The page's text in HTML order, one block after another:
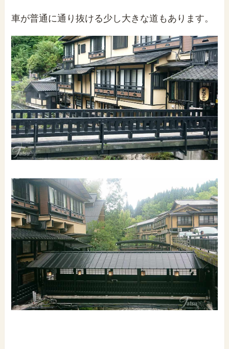
車が普通に通り抜ける少し大きな道もあります。